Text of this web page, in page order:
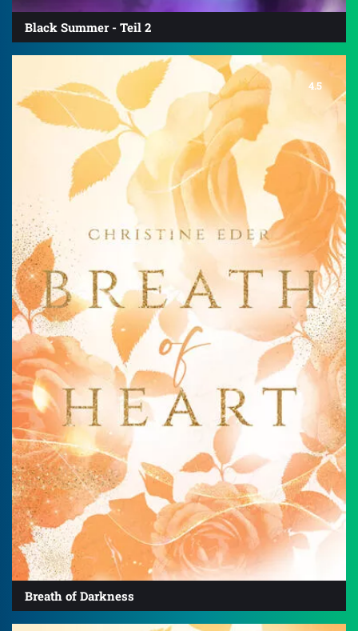
Black Summer - Teil 2
4.5
Breath of Darkness